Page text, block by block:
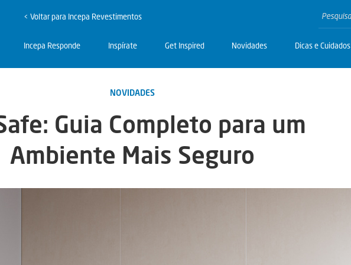
< Voltar para Incepa Revestimentos
Incepa Responde Inspírate Get Inspired Novidades Dicas e Cuidados
NOVIDADES
Guia Completo para um
Ambiente Mais Seguro